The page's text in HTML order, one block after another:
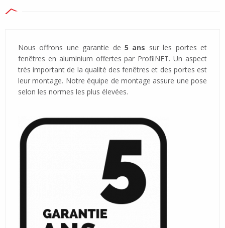
Nous offrons une garantie de 5 ans sur les portes et
fenêtres en aluminium offertes par ProfilNET. Un aspect
très important de la qualité des fenêtres et des portes est
leur montage. Notre équipe de montage assure une pose
selon les normes les plus élevées.